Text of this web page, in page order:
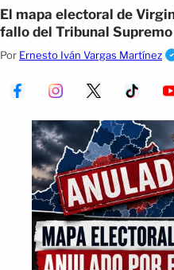
El mapa electoral de
fallo del Tribunal
demócratas.
Por Ernesto Iván Vargas Martínez